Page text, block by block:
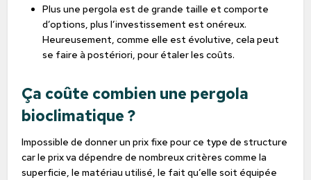
Plus une pergola est de grande taille et comporte
d’options, plus l’investissement est onéreux.
Heureusement, comme elle est évolutive, cela peut
se faire à postériori, pour étaler les coûts.
Ça coûte combien une pergola
bioclimatique ?
Impossible de donner un prix fixe pour ce type de structure
car le prix va dépendre de nombreux critères comme la
superficie, le matériau utilisé, le fait qu’elle soit équipée